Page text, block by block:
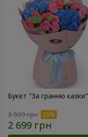
Букет "За гранню казки"
3 599 грн